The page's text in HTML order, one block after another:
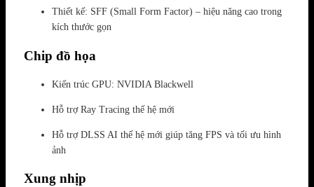
Thiết kế: SFF (Small Form Factor) – hiệu năng cao trong
kích thước gọn
Chip đồ họa
Kiến trúc GPU: NVIDIA Blackwell
Hỗ trợ Ray Tracing thế hệ mới
Hỗ trợ DLSS AI thế hệ mới giúp tăng FPS và tối ưu hình
ảnh
Xung nhịp